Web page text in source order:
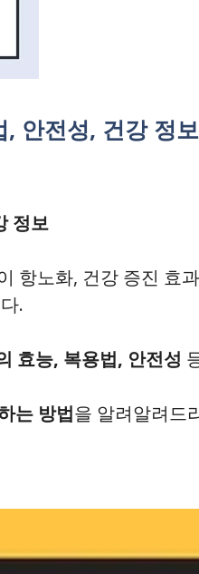
안전성, 건강 정보
정보
항노화, 건강 증진 효
.
효능, 복용법, 안전성
는 방법을 알려알려드